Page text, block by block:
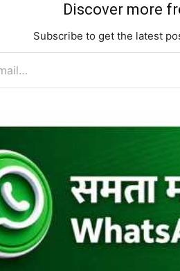
Discover more
Subscribe to get the latest